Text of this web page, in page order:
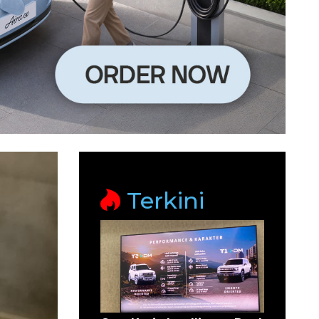
Terkini